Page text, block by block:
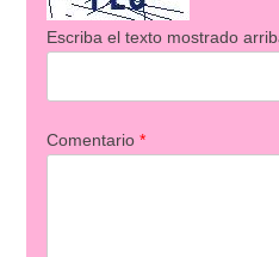
Escriba el texto mostrado
Comentario *